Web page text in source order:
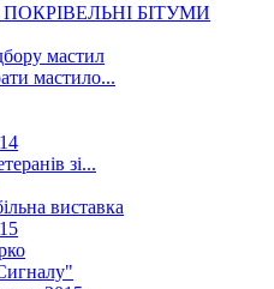
БІТУМИ
мастил
мастило...
зі...
виставка